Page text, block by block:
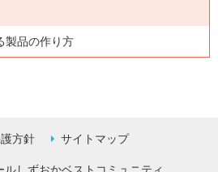
製品の作り方
方針 サイトマップ